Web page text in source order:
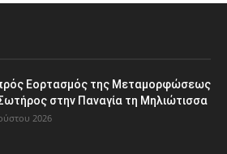
Εορτασμός της Μεταμορφώσεως
στην Παναγία τη Μηλιώτισσα
2026